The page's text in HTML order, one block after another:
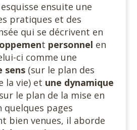
ensuite une
pratiques et des
qui se décrivent en
t personnel en
ci comme une
sens(sur le plan des
la vie) et une dynamique
le plan de la mise en
quelques pages
bien venues, il aborde